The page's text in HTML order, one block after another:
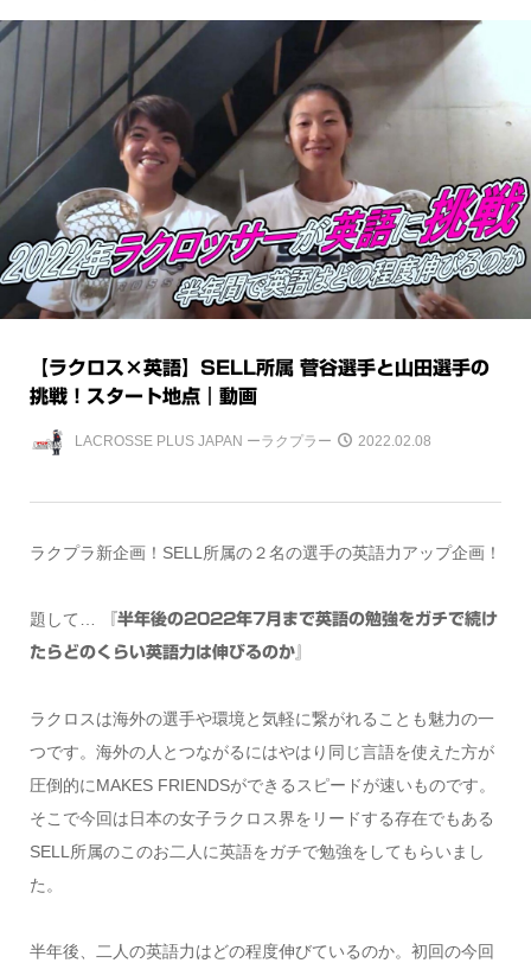
【ラクロス×英語】SELL所属 菅谷選手と山田選手の
挑戦！スタート地点｜動画
LACROSSE PLUS JAPAN ーラクプラー 2022.02.08
ラクプラ新企画！SELL所属の２名の選手の英語力アップ企画！
題して…
『半年後の2022年7月まで英語の勉強をガチで続け
たらどのくらい英語力は伸びるのか』
ラクロスは海外の選手や環境と気軽に繋がれることも魅力の一
つです。海外の人とつながるにはやはり同じ言語を使えた方が
圧倒的にMAKES FRIENDSができるスピードが速いものです。
そこで今回は日本の女子ラクロス界をリードする存在でもある
SELL所属のこのお二人に英語をガチで勉強をしてもらいまし
た。
半年後、二人の英語力はどの程度伸びているのか。初回の今回